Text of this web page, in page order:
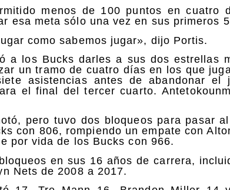
menos de 100 puntos en cuatro
esa meta sólo una vez en sus primeros
como sabemos jugar», dijo Portis.
a los Bucks darles a sus dos estrellas
un tramo de cuatro días en los que
asistencias antes de abandonar el
el final del tercer cuarto.
pero tuvo dos bloqueos para pasar
con 806, rompiendo un empate con
por vida de los Bucks con 966.
en sus 16 años de carrera,
Nets de 2008 a 2017.